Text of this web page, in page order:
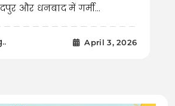
और धनबाद में गर्मी…
April 3, 2026